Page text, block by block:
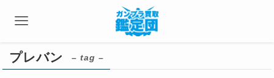
プレバン – tag –